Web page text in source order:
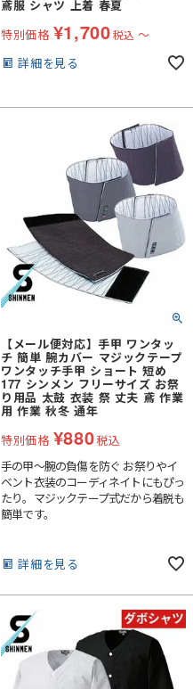
鳶服 シャツ 上着 春夏
特別価格 ¥1,700税込 〜
詳細を見る
【メール便対応】手甲 ワンタッ
チ 簡単 腕カバー マジックテープ
ワンタッチ手甲 ショート 短め
177 シンメン フリーサイズ お祭
り用品 太鼓 衣装 祭 丈夫 鳶 作業
用 作業 秋冬 通年
特別価格 ¥880税込
手の甲～腕の負傷を防ぐ お祭りやイ
ベント衣装のコーディネイトにもぴっ
たり。マジックテープ式だから着脱も
簡単です。
詳細を見る